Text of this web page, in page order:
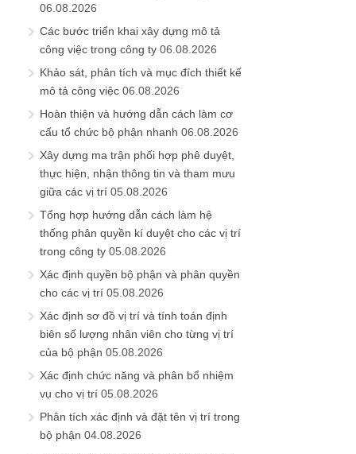
06.08.2026
Các bước triển khai xây dựng mô tả
công việc trong công ty 06.08.2026
Khảo sát, phân tích và mục đích thiết kế
mô tả công việc 06.08.2026
Hoàn thiện và hướng dẫn cách làm cơ
cấu tổ chức bộ phận nhanh 06.08.2026
Xây dựng ma trận phối hợp phê duyệt,
thực hiện, nhận thông tin và tham mưu
giữa các vị trí 05.08.2026
Tổng hợp hướng dẫn cách làm hệ
thống phân quyền kí duyệt cho các vị trí
trong công ty 05.08.2026
Xác định quyền bộ phận và phân quyền
cho các vị trí 05.08.2026
Xác định sơ đồ vị trí và tính toán định
biên số lượng nhân viên cho từng vị trí
của bộ phận 05.08.2026
Xác định chức năng và phân bổ nhiệm
vụ cho vị trí 05.08.2026
Phân tích xác định và đặt tên vị trí trong
bộ phận 04.08.2026